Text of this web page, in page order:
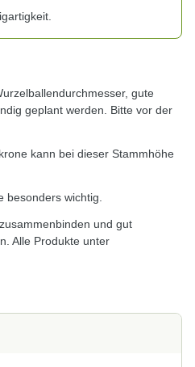
gute
geplant werden. Bitte vor der
kann bei dieser Stammhöhe
wichtig.
und gut
Alle Produkte unter